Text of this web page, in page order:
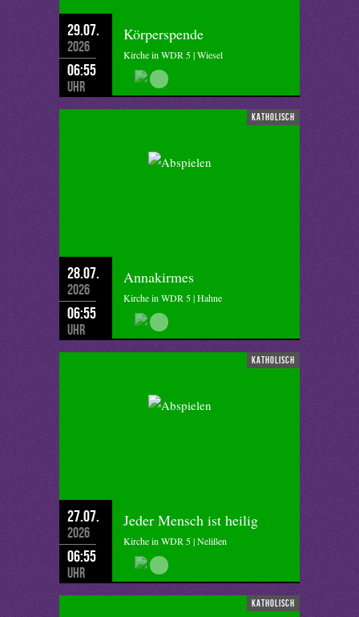
29.07.
2026
06:55
Uhr
Körperspende
Kirche in WDR 5 | Wiesel
katholisch
28.07.
2026
06:55
Uhr
Annakirmes
Kirche in WDR 5 | Hahne
katholisch
27.07.
2026
06:55
Uhr
Jeder Mensch ist heilig
Kirche in WDR 5 | Nelißen
katholisch